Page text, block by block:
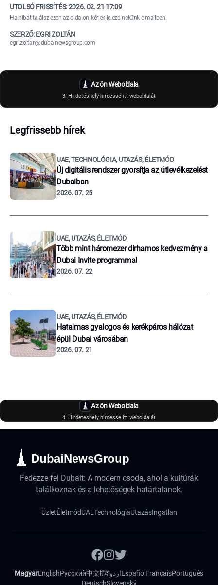
UTOLSÓ FRISSÍTÉS:2026. 02. 21 17:09
Ha hibát találsz ezen az oldalon, kérlek jelezd nekünk e-mailben.
SZERZŐ: EGRI ZOLTÁN
egri.zoltan@dubainewsgroup.com
Az ön Weboldala
3. Hirdetéshely hirdesse itt weboldalát
Legfrissebb hírek
UAE, TECHNOLÓGIA, UTAZÁS, ÉLETMÓD
Új digitális rendszer gyorsítja az útlevélkezelést
Dubaiban
2026. 07. 25
UAE, UTAZÁS, ÉLETMÓD
Több mint háromezer dirhamos kedvezmény a
Dubai Invite programmal
2026. 07. 22
UAE, UTAZÁS, ÉLETMÓD
Hatalmas gyalogos és kerékpáros hálózat
épül Dubai városában
2026. 07. 21
Az ön Weboldala
4. Hirdetéshely hirdesse itt weboldalát
DubaiNewsGroup
Fedezze fel Dubait: A modern csoda, ahol a kultúrák
találkoznak és a lehetőségek határtalanok.
ÜzletÉletmódUAETechnológiaUtazásIngatlan
MagyarEnglishРусский中文हिंदीاردوEspañol FrançaisPortuguês
DeutschSlovenský